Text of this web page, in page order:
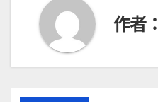
覽
作者：